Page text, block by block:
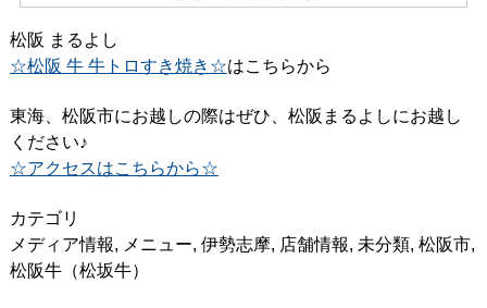
松阪 まるよし
☆松阪 牛 牛トロすき焼き☆はこちらから
東海、松阪市にお越しの際はぜひ、松阪まるよしにお越し
ください♪
☆アクセスはこちらから☆
カテゴリ
メディア情報, メニュー, 伊勢志摩, 店舗情報, 未分類, 松阪市,
松阪牛（松坂牛）